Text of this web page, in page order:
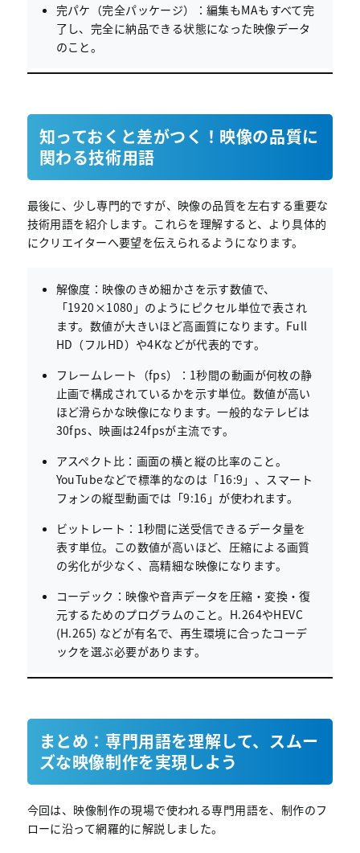
完パケ（完全パッケージ）：編集もMAもすべて完
了し、完全に納品できる状態になった映像データ
のこと。
知っておくと差がつく！映像の品質に
関わる技術用語
最後に、少し専門的ですが、映像の品質を左右する重要な
技術用語を紹介します。これらを理解すると、より具体的
にクリエイターへ要望を伝えられるようになります。
解像度：映像のきめ細かさを示す数値で、
「1920×1080」のようにピクセル単位で表され
ます。数値が大きいほど高画質になります。Full
HD（フルHD）や4Kなどが代表的です。
フレームレート（fps）：1秒間の動画が何枚の静
止画で構成されているかを示す単位。数値が高い
ほど滑らかな映像になります。一般的なテレビは
30fps、映画は24fpsが主流です。
アスペクト比：画面の横と縦の比率のこと。
YouTubeなどで標準的なのは「16:9」、スマート
フォンの縦型動画では「9:16」が使われます。
ビットレート：1秒間に送受信できるデータ量を
表す単位。この数値が高いほど、圧縮による画質
の劣化が少なく、高精細な映像になります。
コーデック：映像や音声データを圧縮・変換・復
元するためのプログラムのこと。H.264やHEVC
(H.265) などが有名で、再生環境に合ったコーデ
ックを選ぶ必要があります。
まとめ：専門用語を理解して、スムー
ズな映像制作を実現しよう
今回は、映像制作の現場で使われる専門用語を、制作のフ
ローに沿って網羅的に解説しました。